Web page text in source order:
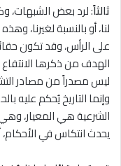
ثالثاً: لرد بعض الشبهات،
لنا، أو بالنسبة لغيرنا،
على الرأس، وقد تكون
الهدف من ذكرها الانتفاع
ليس مصدراً من مصادر
وإنما التاريخ يُحكم عليه
الشرعية هي المعيار، وهي
يحدث انتكاس في